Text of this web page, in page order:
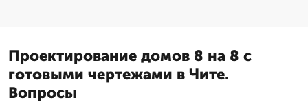
Проектирование домов 8 на 8 с
готовыми чертежами в Чите.
Вопросы